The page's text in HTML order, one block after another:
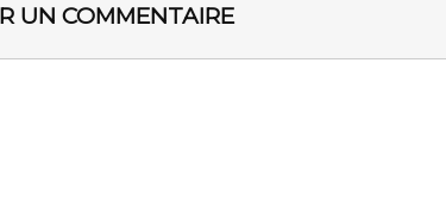
UN COMMENTAIRE